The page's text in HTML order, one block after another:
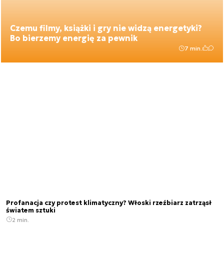
Czemu filmy, książki i gry nie widzą energetyki?
Bo bierzemy energię za pewnik
7 min.
Profanacja czy protest klimatyczny? Włoski rzeźbiarz zatrząsł
światem sztuki
2 min.